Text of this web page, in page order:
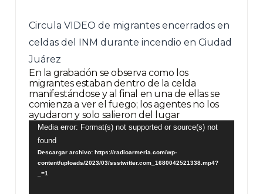
Circula VIDEO de migrantes encerrados en
celdas del INM durante incendio en Ciudad
Juárez
En la grabación se observa como los
migrantes estaban dentro de la celda
manifestándose y al final en una de ellas se
comienza a ver el fuego; los agentes no los
ayudaron y solo salieron del lugar
Reproductor
de
vídeo
Media error: Format(s) not supported or source(s) not
found
Descargar archivo: https://radioarmeria.com/wp-
content/uploads/2023/03/ssstwitter.com_1680042521338.mp4?
_=1